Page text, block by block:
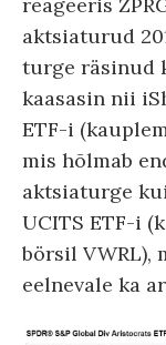
aktsiaturud
turge räsinud
kaasasin nii
ETF-i
mis hõlmab
aktsiaturge
UCITS ETF-i
börsil VWRL),
eelnevale ka